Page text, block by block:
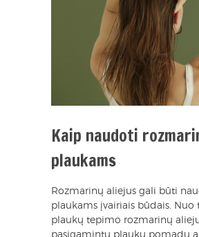
Kaip naudoti
plaukams
Rozmarinų aliejus gali būti
plaukams įvairiais būdais. Nuo
plaukų tepimo rozmarinų